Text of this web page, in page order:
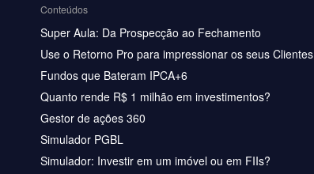
Conteúdos
Super Aula: Da Prospecção ao Fechamento
Use o Retorno Pro para impressionar os seus Clientes
Fundos que Bateram IPCA+6
Quanto rende R$ 1 milhão em investimentos?
Gestor de ações 360
Simulador PGBL
Simulador: Investir em um imóvel ou em FIIs?